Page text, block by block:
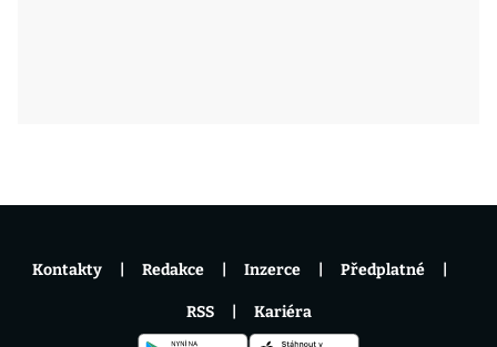
Kontakty Redakce Inzerce Předplatné
RSS Kariéra